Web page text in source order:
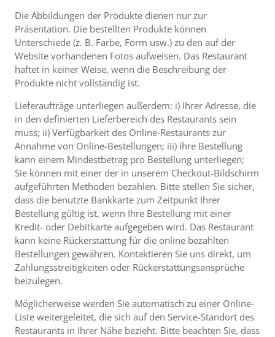
Die Abbildungen der Produkte dienen nur zur
Präsentation. Die bestellten Produkte können
Unterschiede (z. B. Farbe, Form usw.) zu den auf der
Website vorhandenen Fotos aufweisen. Das Restaurant
haftet in keiner Weise, wenn die Beschreibung der
Produkte nicht vollständig ist.
Lieferaufträge unterliegen außerdem: i) Ihrer Adresse, die
in den definierten Lieferbereich des Restaurants sein
muss; ii) Verfügbarkeit des Online-Restaurants zur
Annahme von Online-Bestellungen; iii) Ihre Bestellung
kann einem Mindestbetrag pro Bestellung unterliegen;
Sie können mit einer der in unserem Checkout-Bildschirm
aufgeführten Methoden bezahlen. Bitte stellen Sie sicher,
dass die benutzte Bankkarte zum Zeitpunkt Ihrer
Bestellung gültig ist, wenn Ihre Bestellung mit einer
Kredit- oder Debitkarte aufgegeben wird. Das Restaurant
kann keine Rückerstattung für die online bezahlten
Bestellungen gewähren. Kontaktieren Sie uns direkt, um
Zahlungsstreitigkeiten oder Rückerstattungsansprüche
beizulegen.
Möglicherweise werden Sie automatisch zu einer Online-
Liste weitergeleitet, die sich auf den Service-Standort des
Restaurants in Ihrer Nähe bezieht. Bitte beachten Sie, dass